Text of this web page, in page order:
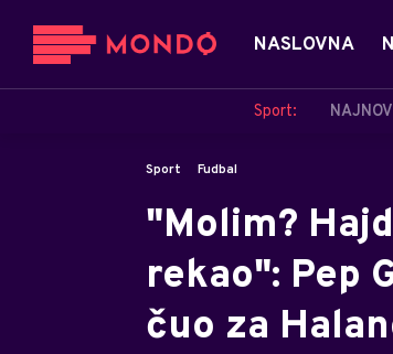
NASLOVNA
Sport:
Sport Fudbal
"Molim?
rekao": Pep
čuo za